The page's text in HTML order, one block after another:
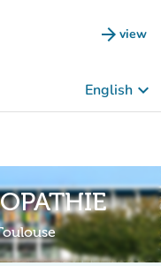
arrow_forward view
(new
English keyboard_arrow_down